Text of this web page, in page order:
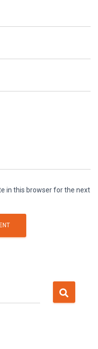
in this browser for the next